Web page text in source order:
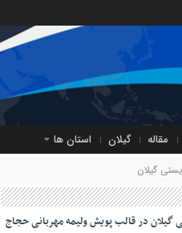
مقاله گیلان استان ها
گیلان